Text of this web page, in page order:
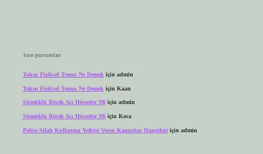
Son yorumlar
Yakın Fiziksel Temas Ne Demek için admin
Yakın Fiziksel Temas Ne Demek için Kaan
Sümüklü Böcek Acı Hisseder Miiçin admin
Sümüklü Böcek Acı Hisseder Mi için Koca
Polise Silah Kullanma Yetkisi Veren Kanunlar Hangileri için admin